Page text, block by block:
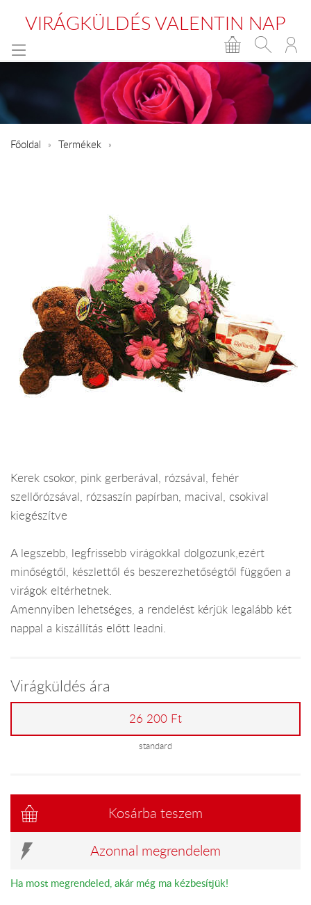
VIRÁGKÜLDÉS VALENTIN NAP
Főoldal Termékek
Kerek csokor, pink gerberával, rózsával, fehér
szellőrózsával, rózsaszín papírban, macival, csokival
kiegészítve
A legszebb, legfrissebb virágokkal dolgozunk,ezért
minőségtől, készlettől és beszerezhetőségtől függően a
virágok eltérhetnek.
Amennyiben lehetséges, a rendelést kérjük legalább két
nappal a kiszállítás előtt leadni.
Virágküldés ára
26 200 Ft
standard
Kosárba teszem
Azonnal megrendelem
Ha most megrendeled, akár még ma kézbesítjük!